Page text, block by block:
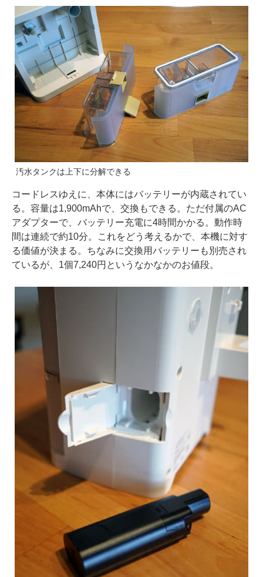
汚水タンクは上下に分解できる
コードレスゆえに、本体にはバッテリーが内蔵されてい
る。容量は1,900mAhで、交換もできる。ただ付属のAC
アダプターで、バッテリー充電に4時間かかる。動作時
間は連続で約10分。これをどう考えるかで、本機に対す
る価値が決まる。ちなみに交換用バッテリーも別売され
ているが、1個7,240円というなかなかのお値段。